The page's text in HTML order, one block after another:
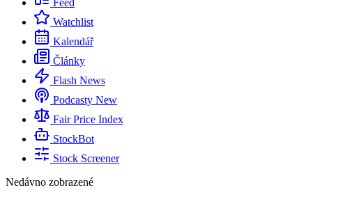
Feed
Watchlist
Kalendář
Články
Flash News
Podcasty New
Fair Price Index
StockBot
Stock Screener
Nedávno zobrazené